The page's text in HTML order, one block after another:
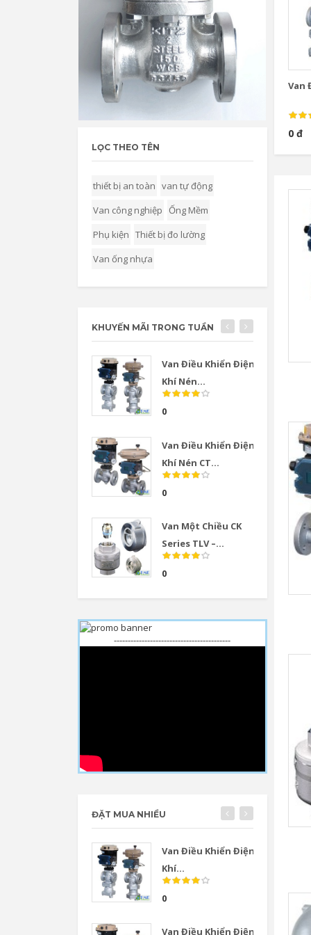
Van
0 đ
LỌC THEO TÊN
thiết bị an toàn van tự động
Van công nghiệp Ống Mềm
Phụ kiện Thiết bị đo lường
Van ống nhựa
KHUYẾN MÃI TRONG TUẦN
Van Điều Khiển Điện
Khí Nén...
0
Van Điều Khiển Điện
Khí Nén CT...
0
Van Một Chiều CK
Series TLV –...
0
------------------------------------------
ĐẶT MUA NHIỀU
Van Điều Khiển Điện
Khí...
0
Van Điều Khiển Điện